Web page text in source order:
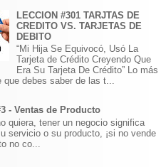
LECCION #301 TARJTAS DE
CREDITO VS. TARJETAS DE
DEBITO
“Mi Hija Se Equivocó, Usó La
Tarjeta de Crédito Creyendo Que
Era Su Tarjeta De Crédito” Lo más
que debes saber de las t...
- Ventas de Producto
quiera, tener un negocio significa
servicio o su producto, ¡si no vende
no co...